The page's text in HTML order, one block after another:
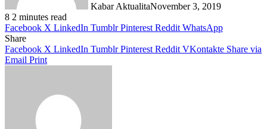
Kabar AktualitaNovember 3, 2019
8 2 minutes read
Facebook X LinkedIn Tumblr Pinterest Reddit WhatsApp
Share
Facebook X LinkedIn Tumblr Pinterest Reddit VKontakte Share via
Email Print